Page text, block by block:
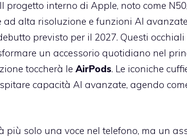
progetto interno di Apple, noto come
alta risoluzione e funzioni AI
previsto per il 2027. Questi
un accessorio quotidiano nel
toccherà le AirPods. Le iconiche
capacità AI avanzate, agendo
più solo una voce nel telefono, ma un